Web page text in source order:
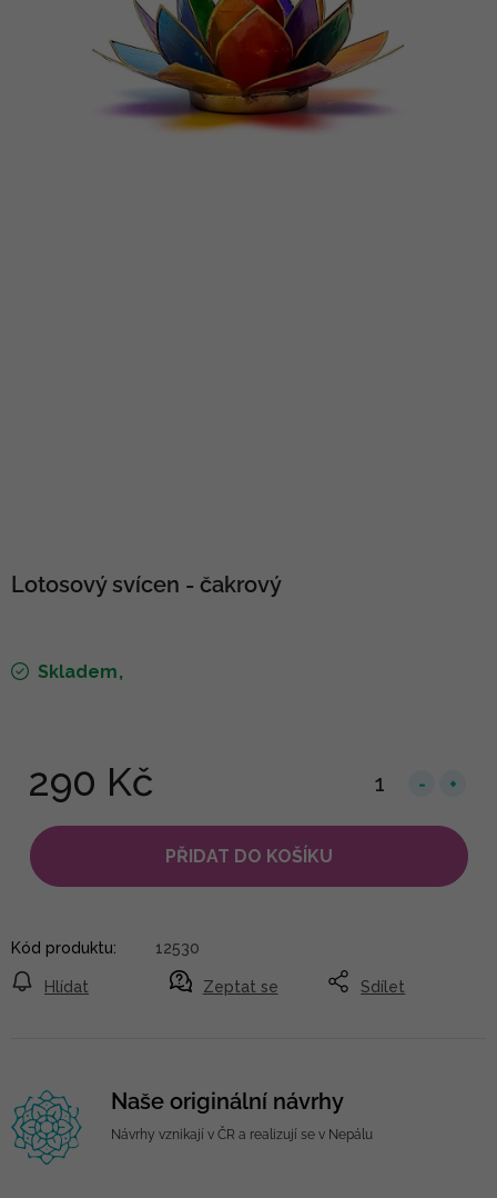
Lotosový svícen - čakrový
Skladem
290 Kč
PŘIDAT DO KOŠÍKU
Zeptat se
Hlídat Sdílet
Kód produktu: 12530
Naše originální návrhy
Návrhy vznikají v ČR a realizují se v Nepálu